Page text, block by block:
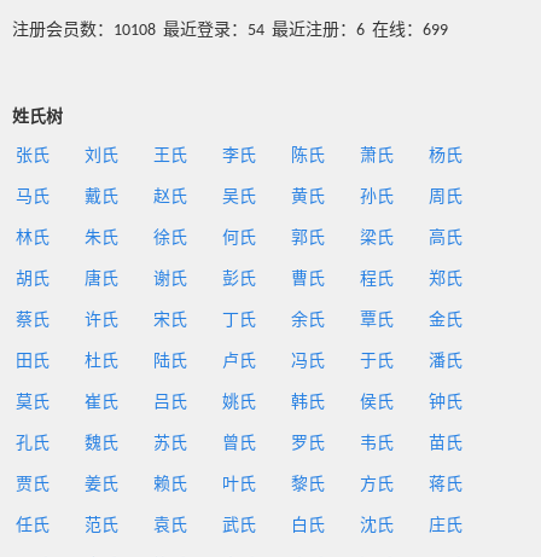
注册会员数：10108 最近登录：54 最近注册：6 在线：699
姓氏树
张氏 刘氏 王氏 李氏 陈氏 萧氏 杨氏
马氏 戴氏 赵氏 吴氏 黄氏 孙氏 周氏
林氏 朱氏 徐氏 何氏 郭氏 梁氏 高氏
胡氏 唐氏 谢氏 彭氏 曹氏 程氏 郑氏
蔡氏 许氏 宋氏 丁氏 余氏 覃氏 金氏
田氏 杜氏 陆氏 卢氏 冯氏 于氏 潘氏
莫氏 崔氏 吕氏 姚氏 韩氏 侯氏 钟氏
孔氏 魏氏 苏氏 曾氏 罗氏 韦氏 苗氏
贾氏 姜氏 赖氏 叶氏 黎氏 方氏 蒋氏
任氏 范氏 袁氏 武氏 白氏 沈氏 庄氏